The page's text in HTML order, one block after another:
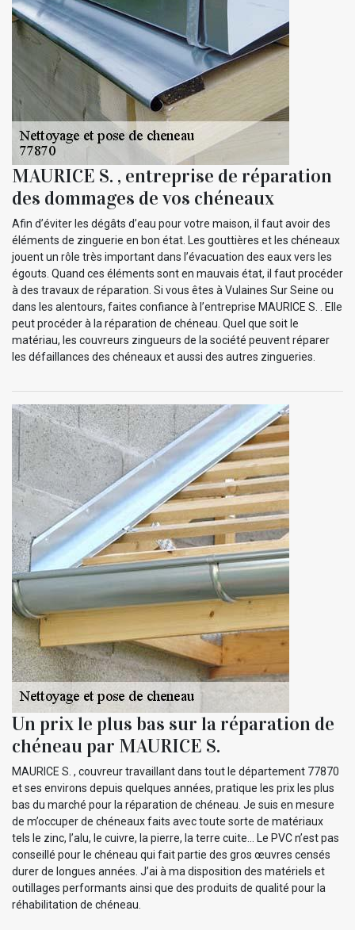
MAURICE S. , entreprise de réparation
des dommages de vos chéneaux
Afin d’éviter les dégâts d’eau pour votre maison, il faut avoir des
éléments de zinguerie en bon état. Les gouttières et les chéneaux
jouent un rôle très important dans l’évacuation des eaux vers les
égouts. Quand ces éléments sont en mauvais état, il faut procéder
à des travaux de réparation. Si vous êtes à Vulaines Sur Seine ou
dans les alentours, faites confiance à l’entreprise MAURICE S. . Elle
peut procéder à la réparation de chéneau. Quel que soit le
matériau, les couvreurs zingueurs de la société peuvent réparer
les défaillances des chéneaux et aussi des autres zingueries.
Un prix le plus bas sur la réparation de
chéneau par MAURICE S.
MAURICE S. , couvreur travaillant dans tout le département 77870
et ses environs depuis quelques années, pratique les prix les plus
bas du marché pour la réparation de chéneau. Je suis en mesure
de m’occuper de chéneaux faits avec toute sorte de matériaux
tels le zinc, l’alu, le cuivre, la pierre, la terre cuite… Le PVC n’est pas
conseillé pour le chéneau qui fait partie des gros œuvres censés
durer de longues années. J’ai à ma disposition des matériels et
outillages performants ainsi que des produits de qualité pour la
réhabilitation de chéneau.